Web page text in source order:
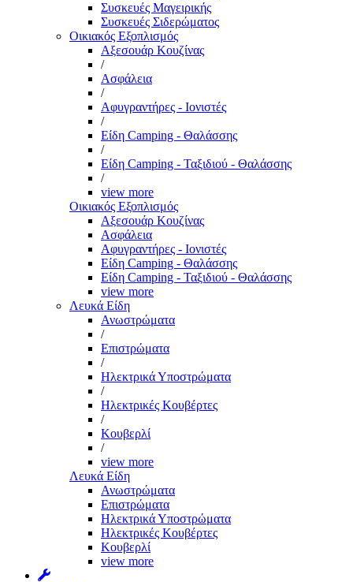
Συσκευές Μαγειρικής
Συσκευές Σιδερώματος
Οικιακός Εξοπλισμός
Αξεσουάρ Κουζίνας
/
Ασφάλεια
/
Αφυγραντήρες - Ιονιστές
/
Είδη Camping - Θαλάσσης
/
Είδη Camping - Ταξιδιού - Θαλάσσης
/
view more
Οικιακός Εξοπλισμός
Αξεσουάρ Κουζίνας
Ασφάλεια
Αφυγραντήρες - Ιονιστές
Είδη Camping - Θαλάσσης
Είδη Camping - Ταξιδιού - Θαλάσσης
view more
Λευκά Είδη
Ανωστρώματα
/
Επιστρώματα
/
Ηλεκτρικά Υποστρώματα
/
Ηλεκτρικές Κουβέρτες
/
Κουβερλί
/
view more
Λευκά Είδη
Ανωστρώματα
Επιστρώματα
Ηλεκτρικά Υποστρώματα
Ηλεκτρικές Κουβέρτες
Κουβερλί
view more